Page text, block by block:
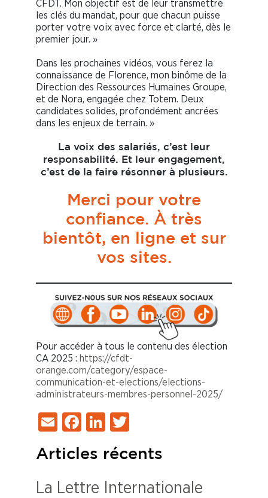
CFDT. Mon objectif est de leur transmettre
les clés du mandat, pour que chacun puisse
porter votre voix avec force et clarté, dès le
premier jour. »
Dans les prochaines vidéos, vous ferez la
connaissance de Florence, mon binôme de la
Direction des Ressources Humaines Groupe,
et de Nora, engagée chez Totem. Deux
candidates solides, profondément ancrées
dans les enjeux de terrain. »
La voix des salariés, c’est leur
responsabilité. Et leur engagement,
c’est de la faire résonner à plusieurs.
Merci pour votre
confiance. À très
bientôt, en ligne et sur
vos sites.
Pour accéder à tous le contenu des élection
CA 2025 : https://cfdt-
orange.com/category/espace-
communication-et-elections/elections-
administrateurs-membres-personnel-2025/
EmailFacebook
LinkedIn
Articles récents
La Lettre Internationale